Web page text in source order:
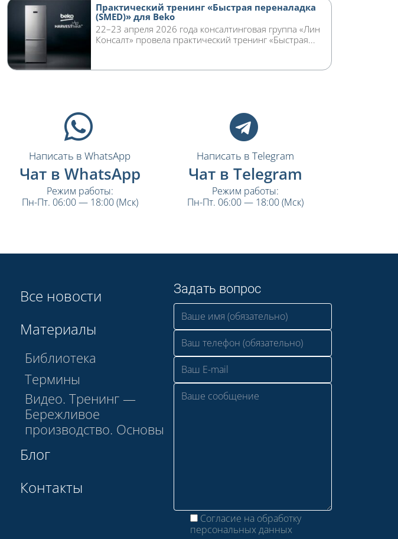
Практический тренинг «Быстрая переналадка
(SMED)» для Beko
22–23 апреля 2026 года консалтинговая группа «Лин
Консалт» провела практический тренинг «Быстрая...
Написать в WhatsApp
Чат в WhatsApp
Режим работы:
Пн-Пт. 06:00 — 18:00 (Мск)
Написать в Telegram
Чат в Telegram
Режим работы:
Пн-Пт. 06:00 — 18:00 (Мск)
Все новости
Материалы
Библиотека
Термины
Видео. Тренинг —
Бережливое
производство. Основы
Блог
Контакты
Задать вопрос
Согласие на обработку
персональных данных